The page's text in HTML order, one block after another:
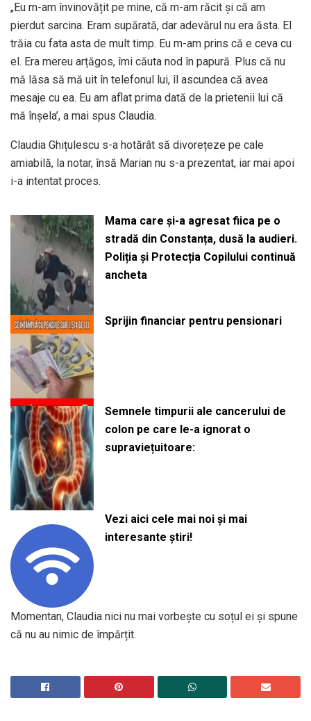
„Eu m-am învinovățit pe mine, că m-am răcit și că am
pierdut sarcina. Eram supărată, dar adevărul nu era ăsta. El
trăia cu fata asta de mult timp. Eu m-am prins că e ceva cu
el. Era mereu arțăgos, îmi căuta nod în papură. Plus că nu
mă lăsa să mă uit în telefonul lui, îl ascundea că avea
mesaje cu ea. Eu am aflat prima dată de la prietenii lui că
mă înșela’, a mai spus Claudia.
Claudia Ghițulescu s-a hotărât să divorețeze pe cale
amiabilă, la notar, însă Marian nu s-a prezentat, iar mai apoi
i-a intentat proces.
Mama care și-a agresat fiica pe o
stradă din Constanța, dusă la audieri.
Poliția și Protecția Copilului continuă
ancheta
Sprijin financiar pentru pensionari
Semnele timpurii ale cancerului de
colon pe care le-a ignorat o
supraviețuitoare:
Vezi aici cele mai noi și mai
interesante știri!
Momentan, Claudia nici nu mai vorbește cu soțul ei și spune
că nu au nimic de împărțit.